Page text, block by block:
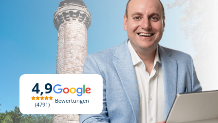
4,9
4791
Bewertungen